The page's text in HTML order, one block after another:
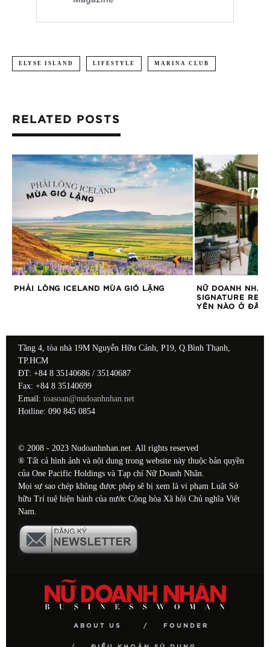
ELYSE ISLAND LIFESTYLE MARINA CLUB
RELATED POSTS
PHẢI LÒNG ICELAND MÙA GIÓ LẶNG
NỮ DOANH
SIGNATURE
YÊN NÀO Ở ĐÂU
Tầng 4, tòa nhà 19M Nguyễn Hữu Cảnh, P19, Q.Bình Thạnh,
TP.HCM
ĐT: +84 8 35140686 / 35140687
Fax: +84 8 35140699
Email: toasoan@nudoanhnhan.net
Hotline: 090 845 0854
© 2008 - 2023 Nudoanhnhan.net. All rights reserved
® Tất cả hình ảnh và nội dung trong website này thuộc bản quyền
của One Pacific Holdings và Tạp chí Nữ Doanh Nhân.
Mọi sự sao chép không được phép sẽ bị xem là vi phạm Luật Sở
hữu Trí tuệ hiện hành của nước Cộng hòa Xã hội Chủ nghĩa Việt
Nam.
ABOUT US FOUNDER